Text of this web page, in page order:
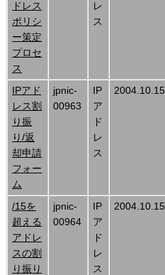
ドレス
ポリシ
ー策定
プロセ
ス
レ
ス
IPアド
レス割
り振
り/返
却申請
フォー
ム
jpnic-
00963
IP
ア
ド
レ
ス
2004.10.15
/15を
超える
アドレ
スの割
り振り
jpnic-
00964
IP
ア
ド
レ
ス
2004.10.15